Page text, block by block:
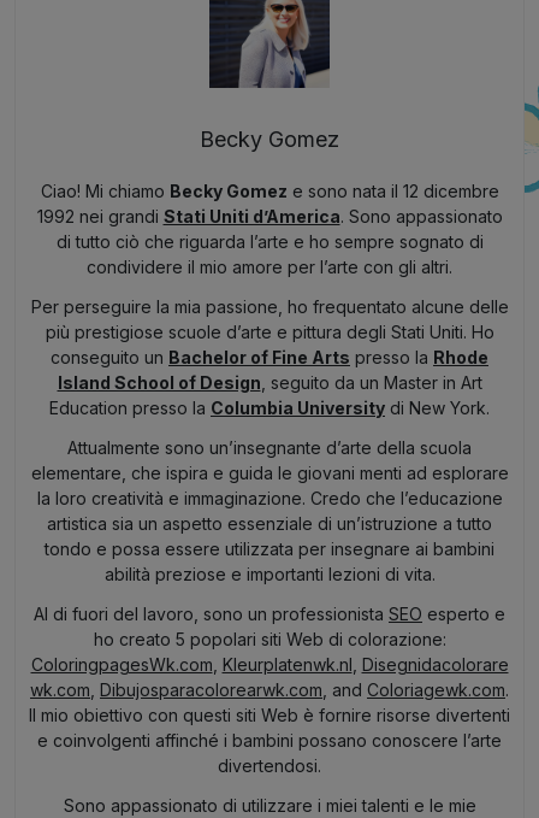
Becky Gomez
Ciao! Mi chiamo Becky Gomez e sono nata il 12 dicembre
1992 nei grandi Stati Uniti d’America. Sono appassionato
di tutto ciò che riguarda l’arte e ho sempre sognato di
condividere il mio amore per l’arte con gli altri.
Per perseguire la mia passione, ho frequentato alcune delle
più prestigiose scuole d’arte e pittura degli Stati Uniti. Ho
conseguito un Bachelor of Fine Arts presso la Rhode
Island School of Design, seguito da un Master in Art
Education presso la Columbia University di New York.
Attualmente sono un’insegnante d’arte della scuola
elementare, che ispira e guida le giovani menti ad esplorare
la loro creatività e immaginazione. Credo che l’educazione
artistica sia un aspetto essenziale di un’istruzione a tutto
tondo e possa essere utilizzata per insegnare ai bambini
abilità preziose e importanti lezioni di vita.
Al di fuori del lavoro, sono un professionista SEO esperto e
ho creato 5 popolari siti Web di colorazione:
ColoringpagesWk.com, Kleurplatenwk.nl , Disegnidacolorare
wk.com, Dibujosparacolorearwk.com, and Coloriagewk.com.
Il mio obiettivo con questi siti Web è fornire risorse divertenti
e coinvolgenti affinché i bambini possano conoscere l’arte
divertendosi.
Sono appassionato di utilizzare i miei talenti e le mie